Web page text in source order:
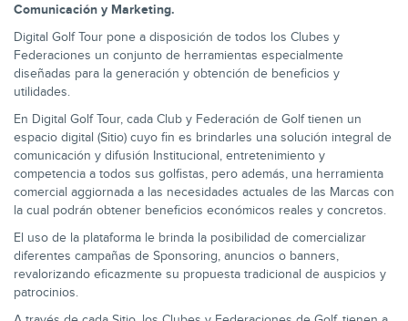
Comunicación y Marketing.
Digital Golf Tour pone a disposición de todos los Clubes y
Federaciones un conjunto de herramientas especialmente
diseñadas para la generación y obtención de beneficios y
utilidades.
En Digital Golf Tour, cada Club y Federación de Golf tienen un
espacio digital (Sitio) cuyo fin es brindarles una solución integral de
comunicación y difusión Institucional, entretenimiento y
competencia a todos sus golfistas, pero además, una herramienta
comercial aggiornada a las necesidades actuales de las Marcas con
la cual podrán obtener beneficios económicos reales y concretos.
El uso de la plataforma le brinda la posibilidad de comercializar
diferentes campañas de Sponsoring, anuncios o banners,
revalorizando eficazmente su propuesta tradicional de auspicios y
patrocinios.